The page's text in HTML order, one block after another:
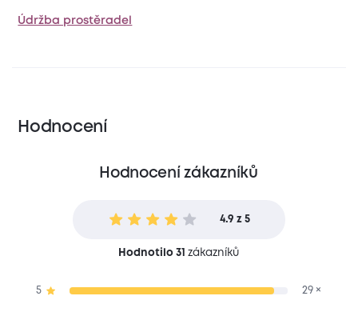
Údržba prostěradel
Hodnocení
Hodnocení zákazníků
4.9 z 5
Hodnotilo 31 zákazníků
5 29 ×